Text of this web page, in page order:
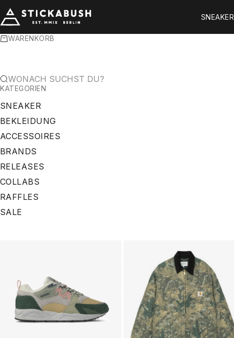
STICKABUSH
SNEAKER
WARENKORB
WONACH SUCHST DU?
KATEGORIEN
SNEAKER
BEKLEIDUNG
ACCESSOIRES
BRANDS
RELEASES
COLLABS
RAFFLES
SALE